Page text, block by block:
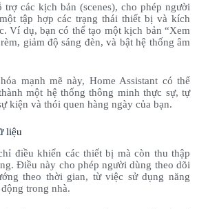
trợ các kịch bản (scenes), cho phép người
tập hợp các trạng thái thiết bị và kích
Ví dụ, bạn có thể tạo một kịch bản “Xem
giảm độ sáng đèn, và bật hệ thống âm
mạnh mẽ này, Home Assistant có thể
một hệ thống thông minh thực sự, tự
kiện và thói quen hàng ngày của bạn.
liệu
điều khiển các thiết bị mà còn thu thập
Điều này cho phép người dùng theo dõi
theo thời gian, từ việc sử dụng năng
trong nhà.